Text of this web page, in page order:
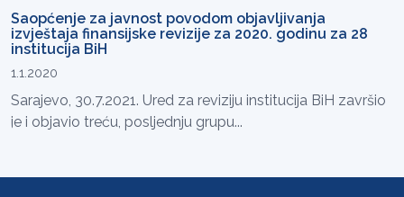
Saopćenje za javnost povodom objavljivanja
izvještaja finansijske revizije za 2020. godinu za 28
institucija BiH
1.1.2020
Sarajevo, 30.7.2021. Ured za reviziju institucija BiH završio
je i objavio treću, posljednju grupu...